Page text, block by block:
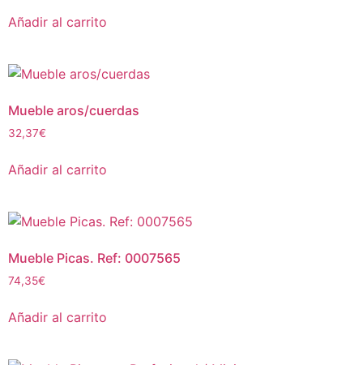
Añadir al carrito
Mueble aros/cuerdas
32,37€
Añadir al carrito
Mueble Picas. Ref: 0007565
74,35€
Añadir al carrito